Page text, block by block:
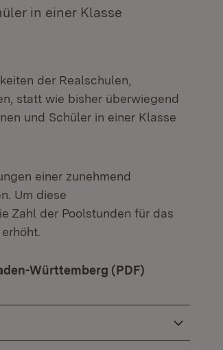
in einer Klasse
der Realschulen,
statt wie bisher überwiegend
und Schüler in einer Klasse
einer zunehmend
Um diese
Zahl der Poolstunden für das
Württemberg (PDF)